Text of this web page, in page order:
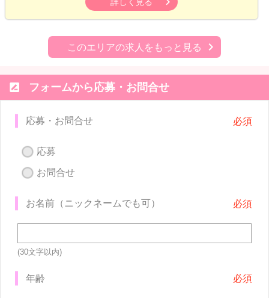
詳しく見る
このエリアの求人をもっと見る
 フォームから応募・お問合せ
応募・お問合せ
応募
お問合せ
お名前（ニックネームでも可）
(30文字以内)
年齢